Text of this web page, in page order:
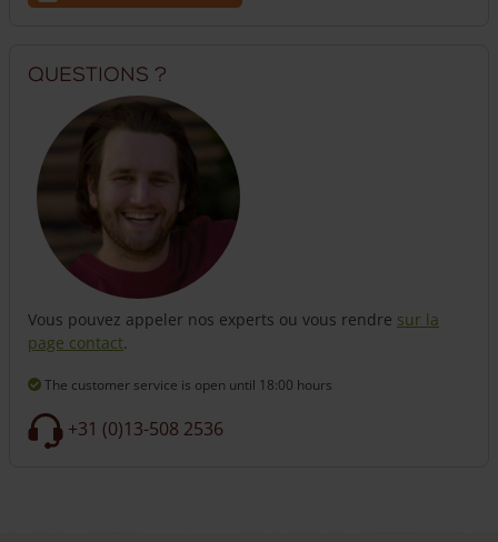
Questions ?
Vous pouvez appeler nos experts ou vous rendre sur la
page contact.
The customer service is open until 18:00 hours
+31 (0)13-508 2536